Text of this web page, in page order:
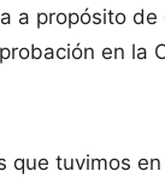
a propósito de
en la
que tuvimos